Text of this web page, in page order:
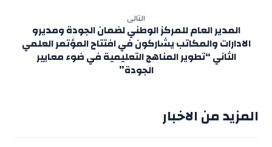
التالى
المدير العام للمركز الوطني لضمان الجودة ومديرو
الادارات والمكاتب يشاركون في افتتاح المؤتمر العلمي
الثاني “تطوير المناهج التعليمية في ضوء معايير
الجودة”
المزيد من الاخبار